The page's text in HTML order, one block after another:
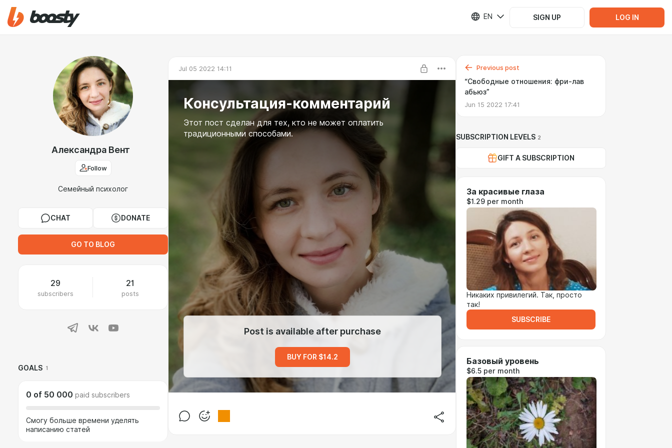
EN SIGN UP LOG IN
Александра Вент
Follow
Cемейный психолог
CHAT DONATE
GO TO BLOG
29
subscribers
21
posts
GOALS 1
0 of 50 000 paid subscribers
Смогу больше времени уделять
написанию статей
Jul 05 2022 14:11
Консультация-комментарий
Этот пост сделан для тех, кто не может оплатить
традиционными способами.
Post is available after purchase
BUY FOR $14.2
Previous post
“Свободные отношения: фри-лав
абьюз”
Jun 15 2022 17:41
SUBSCRIPTION LEVELS 2
GIFT A SUBSCRIPTION
За красивые глаза
$1.29 per month
Никаких привилегий. Так, просто
так!
SUBSCRIBE
Базовый уровень
$6.5 per month